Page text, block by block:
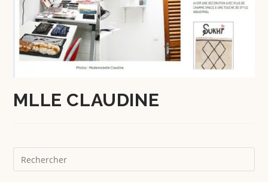
MLLE CLAUDINE